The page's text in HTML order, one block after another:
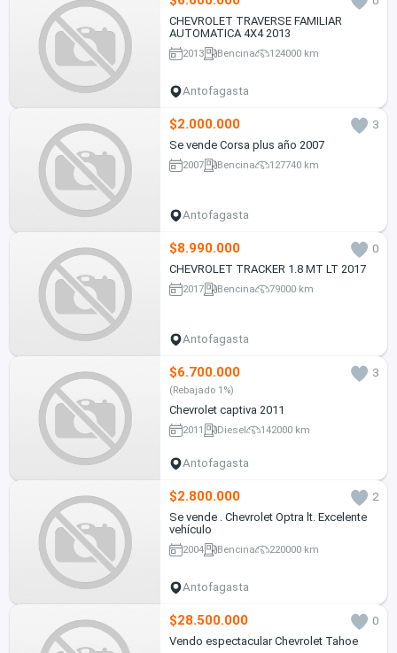
CHEVROLET TRAVERSE FAMILIAR
AUTOMATICA 4X4 2013
2013 Bencina 124000 km
Antofagasta
$2.000.000
3
Se vende Corsa plus año 2007
2007 Bencina 127740 km
Antofagasta
$8.990.000
0
CHEVROLET TRACKER 1.8 MT LT 2017
2017 Bencina 79000 km
Antofagasta
$6.700.000 3
(Rebajado 1%)
Chevrolet captiva 2011
2011 Diesel 142000 km
Antofagasta
$2.800.000
2
Se vende . Chevrolet Optra lt. Excelente
vehículo
2004 Bencina 220000 km
Antofagasta
$28.500.000
0
Vendo espectacular Chevrolet Tahoe